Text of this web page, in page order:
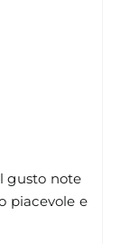
gusto note
piacevole e